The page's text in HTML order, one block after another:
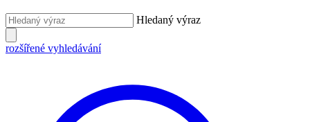
Hledaný výraz
rozšířené vyhledávání